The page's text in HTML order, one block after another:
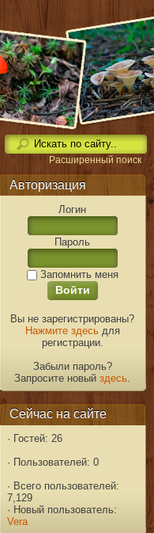
Расширенный поиск
Авторизация
Логин
Пароль
Запомнить меня
Вы не зарегистрированы?
Нажмите здесьдля
регистрации.
Забыли пароль?
Запросите новыйздесь
Сейчас на сайте
· Гостей: 26
· Пользователей: 0
· Всего пользователей:
7,129
· Новый пользователь:
Vera